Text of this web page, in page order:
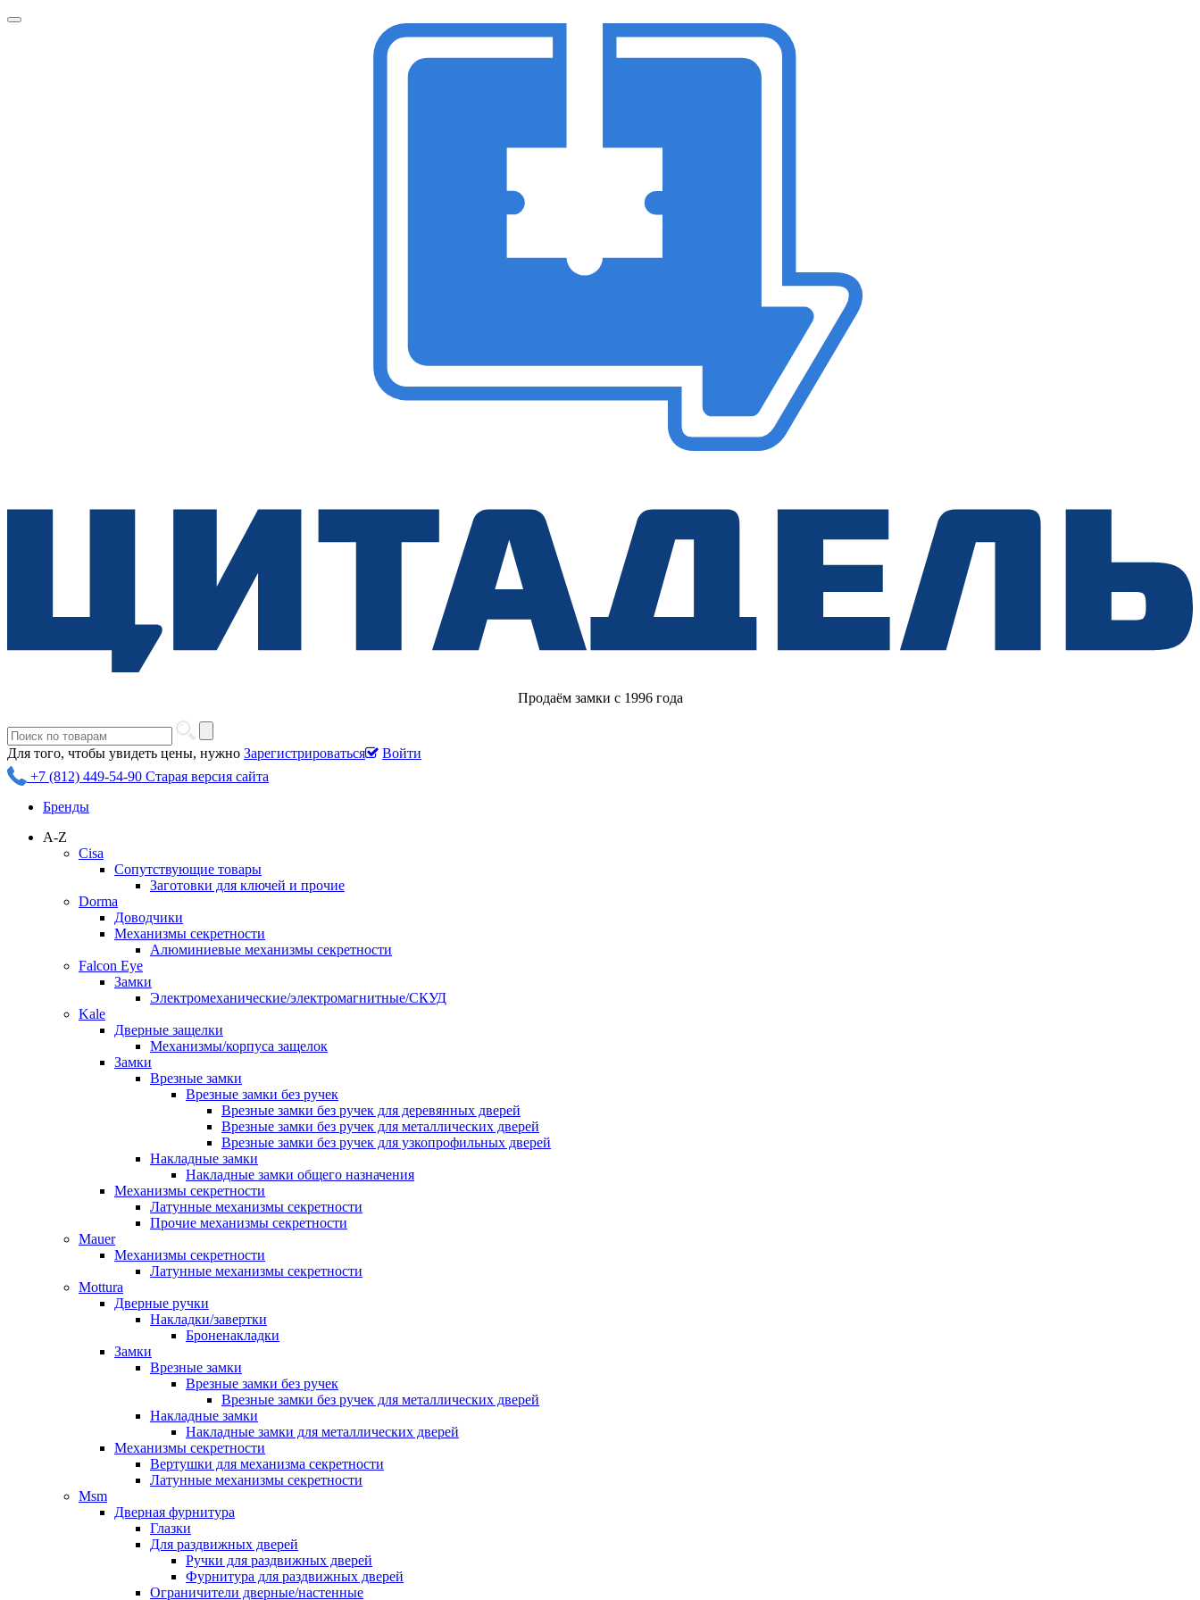
Продаём замки с 1996 года
Для того, чтобы увидеть цены, нужно Зарегистрироваться
Войти
+7 (812) 449-54-90 Старая версия сайта
Бренды
A-Z
Cisa
Сопутствующие товары
Заготовки для ключей и прочие
Dorma
Доводчики
Механизмы секретности
Алюминиевые механизмы секретности
Falcon Eye
Замки
Электромеханические/электромагнитные/СКУД
Kale
Дверные защелки
Механизмы/корпуса защелок
Замки
Врезные замки
Врезные замки без ручек
Врезные замки без ручек для деревянных дверей
Врезные замки без ручек для металлических дверей
Врезные замки без ручек для узкопрофильных дверей
Накладные замки
Накладные замки общего назначения
Механизмы секретности
Латунные механизмы секретности
Прочие механизмы секретности
Mauer
Механизмы секретности
Латунные механизмы секретности
Mottura
Дверные ручки
Накладки/завертки
Броненакладки
Замки
Врезные замки
Врезные замки без ручек
Врезные замки без ручек для металлических дверей
Накладные замки
Накладные замки для металлических дверей
Механизмы секретности
Вертушки для механизма секретности
Латунные механизмы секретности
Msm
Дверная фурнитура
Глазки
Для раздвижных дверей
Ручки для раздвижных дверей
Фурнитура для раздвижных дверей
Ограничители дверные/настенные